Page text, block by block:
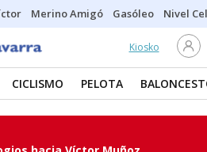
Merino Amigó Gasóleo Nivel
Kiosko
CICLISMO PELOTA